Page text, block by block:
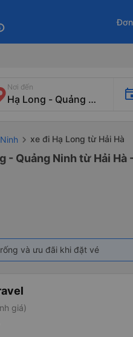
Nơi đến
xe đi Hạ Long từ Hải Hà
- Quảng Ninh từ Hải
và ưu đãi khi đặt vé
giá)